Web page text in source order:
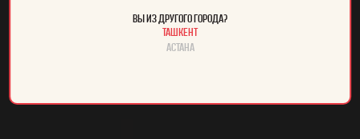
вы из другого города?
Ташкент
Астана